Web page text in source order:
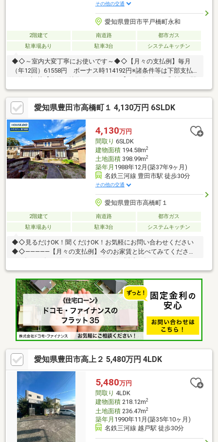
その他の交通
愛知県豊田市平戸橋町永和
2階建て 南道路
都市ガス
駐車場あり
駐車3台 システムキッチン
◆◇～室内大変丁寧にお使いです～◆◇【月々の支払例】毎月
（年12回）61558円 ボーナス時114192円※諸条件等は下部支払
まで徒歩12分■駐車3台可（車種による）／カーポート1台分有り
■2階洋室は間仕切り可能なので将来部屋数の増加可能■開放的な
「書斎」は多用途に活用【リフォーム履歴】2022年09月：外壁塗
装、給湯機交換2022年10月：トイレ新設2020年01月：シロアリ駆
除2025年01月：2階トイレ新設■ ご希望の住まい探しをお手伝い
します－－－◆◇物件の詳細、ご相談はお気軽にお問い合わせく
ださい。≪ 0120-63-3335 ≫
愛知県豊田市高橋町１ 4,130万円 6SLDK
4,130万円
間取り 6SLDK
建物面積194.58m2
土地面積398.99m2
築年月 1988年12月(築37年9ヶ月)
名鉄三河線 豊田市駅 徒歩30分
その他の交通
愛知県豊田市高橋町１
2階建て 南道路
都市ガス
駐車場あり
駐車3台 システムキッチン
◆◇見るだけOK！聞くだけOK！お気軽にお問い合わせください
◆◇―――――【月々の支払例】今のお家賃と比べてみてくださ
諸条件等は下部支払い例に記載不動産に関すること、何でもご相
談下さい！！住宅ローンの仕組みから、失敗しない不動産の買い
方まで伝えさせて頂きます♪また弊社では、■借入がある方■自営
業の方■転職歴のある方■自己資金がない方等ご成約の事例がござ
います。諦めかけている方…一度ご相談くださいませ。■ ご希望の
住まい探しをお手伝いします－－－◆◇物件の詳細、ご相談はお
気軽にお問い合わせください。≪ 0120-63-333
愛知県豊田市高上２ 5,480万円 4LDK
5,480万円
間取り 4LDK
建物面積218.12m2
土地面積236.47m2
築年月 1990年11月(築35年10ヶ月)
名鉄三河線 越戸駅 徒歩30分